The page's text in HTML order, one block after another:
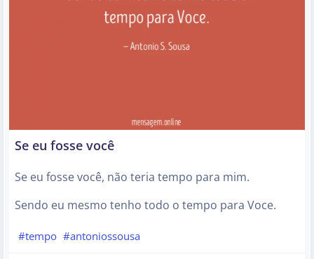
Se eu fosse você
Se eu fosse você, não teria tempo para mim.
Sendo eu mesmo tenho todo o tempo para Voce.
#tempo #antoniossousa